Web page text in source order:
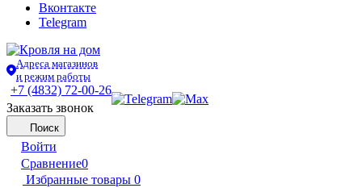
Вконтакте
Telegram
Адреса магазинов
и режим работы
+7 (4832) 72-00-26
Заказать звонок
Поиск
Войти
Сравнение0
Избранные товары 0